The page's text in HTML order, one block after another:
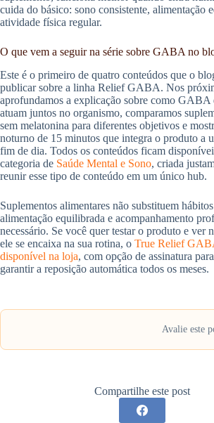
cuida do básico: sono consistente, alimentação
atividade física regular.
O que vem a seguir na série sobre GABA no
Este é o primeiro de quatro conteúdos que o
publicar sobre a linha Relief GABA. Nos
aprofundamos a explicação sobre como GABA
atuam juntos no organismo, comparamos
sem melatonina para diferentes objetivos e
noturno de 15 minutos que integra o produto a
fim de dia. Todos os conteúdos ficam
categoria de Saúde Mental e Sono, criada
reunir esse tipo de conteúdo em um único hub.
Suplementos alimentares não substituem
alimentação equilibrada e acompanhamento
necessário. Se você quer testar o produto e ver
ele se encaixa na sua rotina, o True Relief
disponível na loja, com opção de assinatura
garantir a reposição automática todos os meses.
Avalie este
Compartilhe este post